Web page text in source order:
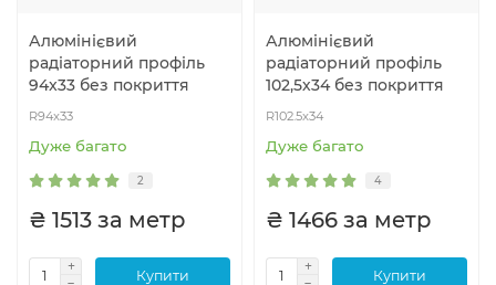
Алюмінієвий
радіаторний профіль
94x33 без покриття
R94x33
Дуже багато
2
₴ 1513 за метр
Купити
Алюмінієвий
радіаторний профіль
102,5х34 без покриття
R102.5x34
Дуже багато
4
₴ 1466 за метр
Купити